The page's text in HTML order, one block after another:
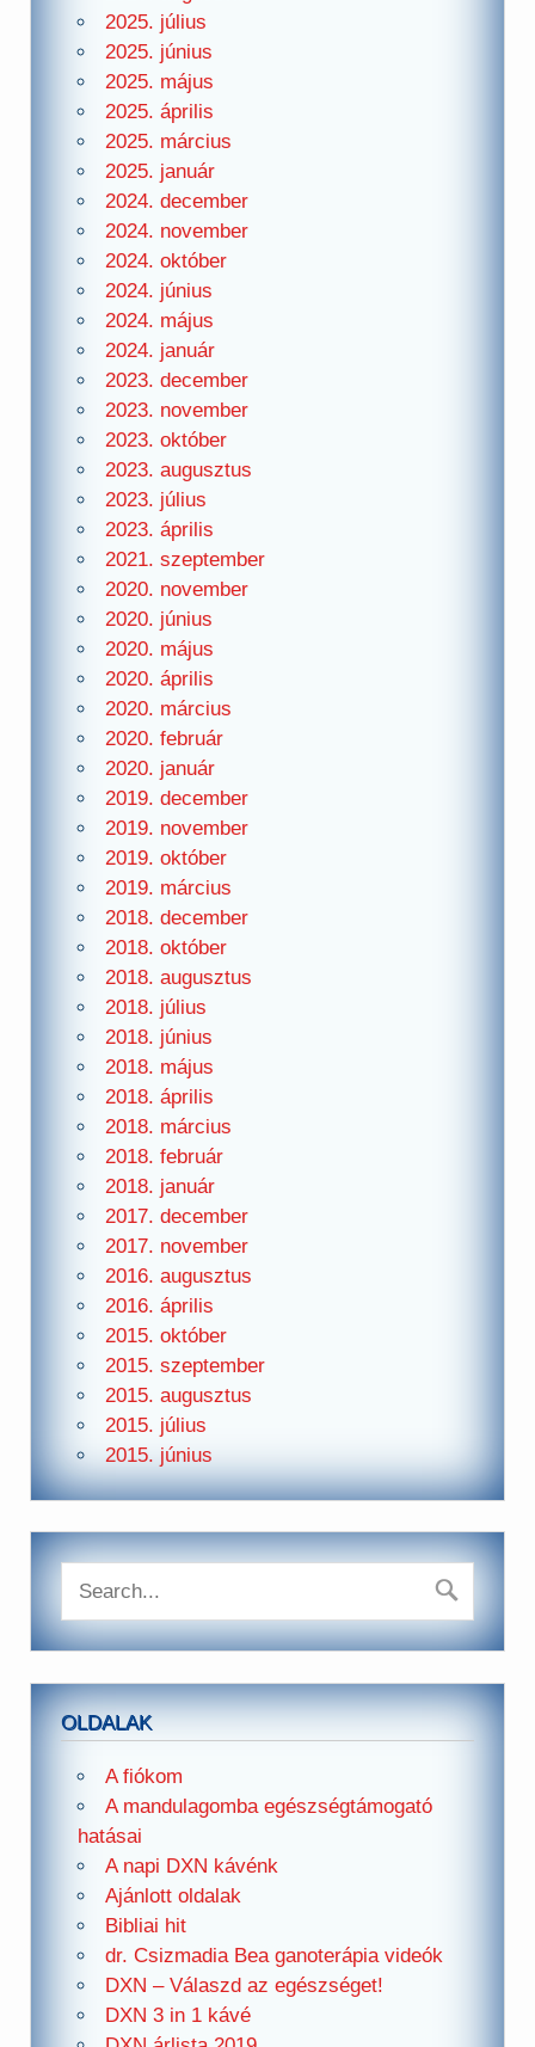
2025. július
2025. június
2025. május
2025. április
2025. március
2025. január
2024. december
2024. november
2024. október
2024. június
2024. május
2024. január
2023. december
2023. november
2023. október
2023. augusztus
2023. július
2023. április
2021. szeptember
2020. november
2020. június
2020. május
2020. április
2020. március
2020. február
2020. január
2019. december
2019. november
2019. október
2019. március
2018. december
2018. október
2018. augusztus
2018. július
2018. június
2018. május
2018. április
2018. március
2018. február
2018. január
2017. december
2017. november
2016. augusztus
2016. április
2015. október
2015. szeptember
2015. augusztus
2015. július
2015. június
OLDALAK
A fiókom
A mandulagomba egészségtámogató
hatásai
A napi DXN kávénk
Ajánlott oldalak
Bibliai hit
dr. Csizmadia Bea ganoterápia videók
DXN – Válaszd az egészséget!
DXN 3 in 1 kávé